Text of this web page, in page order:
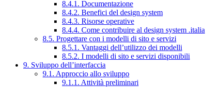
8.4.1. Documentazione
8.4.2. Benefici del design system
8.4.3. Risorse operative
8.4.4. Come contribuire al design system .italia
8.5. Progettare con i modelli di sito e servizi
8.5.1. Vantaggi dell’utilizzo dei modelli
8.5.2. I modelli di sito e servizi disponibili
9. Sviluppo dell’interfaccia
9.1. Approccio allo sviluppo
9.1.1. Attività preliminari